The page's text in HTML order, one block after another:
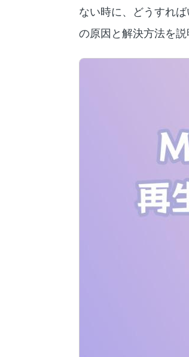
ない時に、どうすれ
の原因と解決方法を